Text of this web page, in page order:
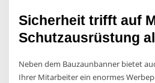
Sicherheit trifft auf
Schutzausrüstung
Neben dem Bauzaunbanner bietet
Ihrer Mitarbeiter ein enormes